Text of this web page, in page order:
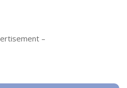
–